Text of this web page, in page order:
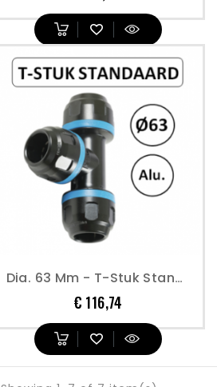
Dia. 63 Mm - T-Stuk Standaard - Prevost
€ 116,74